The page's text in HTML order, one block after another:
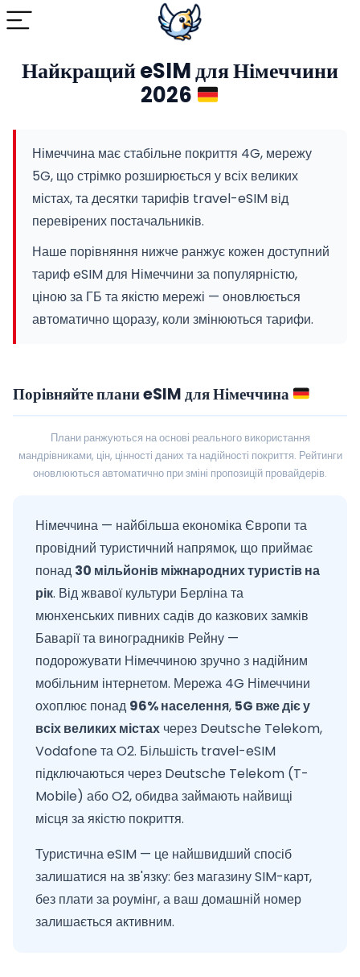
Найкращий eSIM для Німеччини
2026
Німеччина має стабільне покриття 4G, мережу
5G, що стрімко розширюється у всіх великих
містах, та десятки тарифів travel-eSIM від
перевірених постачальників.
Наше порівняння нижче ранжує кожен доступний
тариф eSIM для Німеччини за популярністю,
ціною за ГБ та якістю мережі — оновлюється
автоматично щоразу, коли змінюються тарифи.
Порівняйте плани eSIM для Німеччина
Плани ранжуються на основі реального використання
мандрівниками, цін, цінності даних та надійності покриття. Рейтинги
оновлюються автоматично при зміні пропозицій провайдерів.
Німеччина — найбільша економіка Європи та
провідний туристичний напрямок, що приймає
понад 30 мільйонів міжнародних туристів на
рік. Від жвавої культури Берліна та
мюнхенських пивних садів до казкових замків
Баварії та виноградників Рейну —
подорожувати Німеччиною зручно з надійним
мобільним інтернетом. Мережа 4G Німеччини
охоплює понад 96% населення, 5G вже діє у
всіх великих містах через Deutsche Telekom,
Vodafone та O2. Більшість travel-eSIM
підключаються через Deutsche Telekom (T-
Mobile) або O2, обидва займають найвищі
місця за якістю покриття.
Туристична eSIM — це найшвидший спосіб
залишатися на зв'язку: без магазину SIM-карт,
без плати за роумінг, а ваш домашній номер
залишається активним.